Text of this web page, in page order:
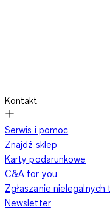
Kontakt
Serwis i pomoc
Znajdź sklep
Karty podarunkowe
C&A for you
Zgłaszanie nielegalnych
Newsletter